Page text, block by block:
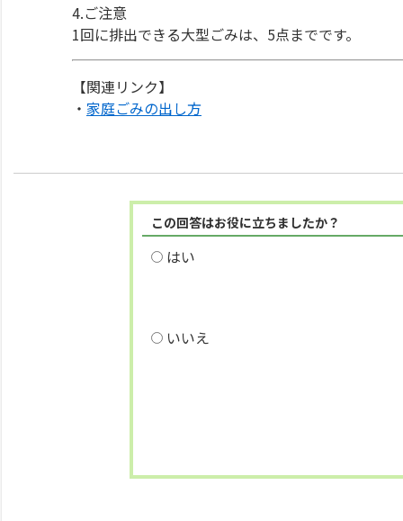
4.ご注意
1回に排出できる大型ごみは、5点までです。
【関連リンク】
・ 家庭ごみの出し方
この回答はお役に立ちましたか？
はい
いいえ